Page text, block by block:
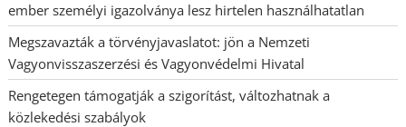
ember személyi igazolványa lesz hirtelen használhatatlan
Megszavazták a törvényjavaslatot: jön a Nemzeti
Vagyonvisszaszerzési és Vagyonvédelmi Hivatal
Rengetegen támogatják a szigorítást, változhatnak a
közlekedési szabályok